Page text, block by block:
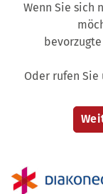
Wenn Sie sich
Oder rufen Sie